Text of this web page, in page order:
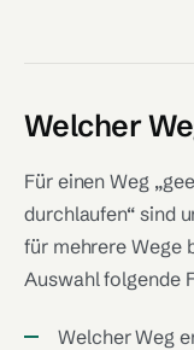
Welcher
Für einen Weg
durchlaufen“ sind
für mehrere Wege
Auswahl folgende
Welcher Weg